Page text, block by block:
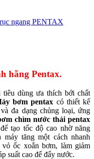
hãng Pentax.
dùng ưa thích bới chất
bơm pentax có thiết kế
đa dạng chủng loại, ứng
chìm nước thải pentax
tạo tốc độ cao nhờ năng
tăng một cách nhanh
ốc xoắn bơm, làm giảm
suất cao để đẩy nước.